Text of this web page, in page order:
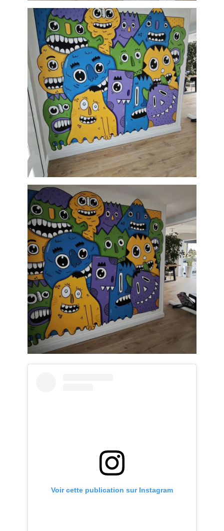
Voir cette publication sur Instagram